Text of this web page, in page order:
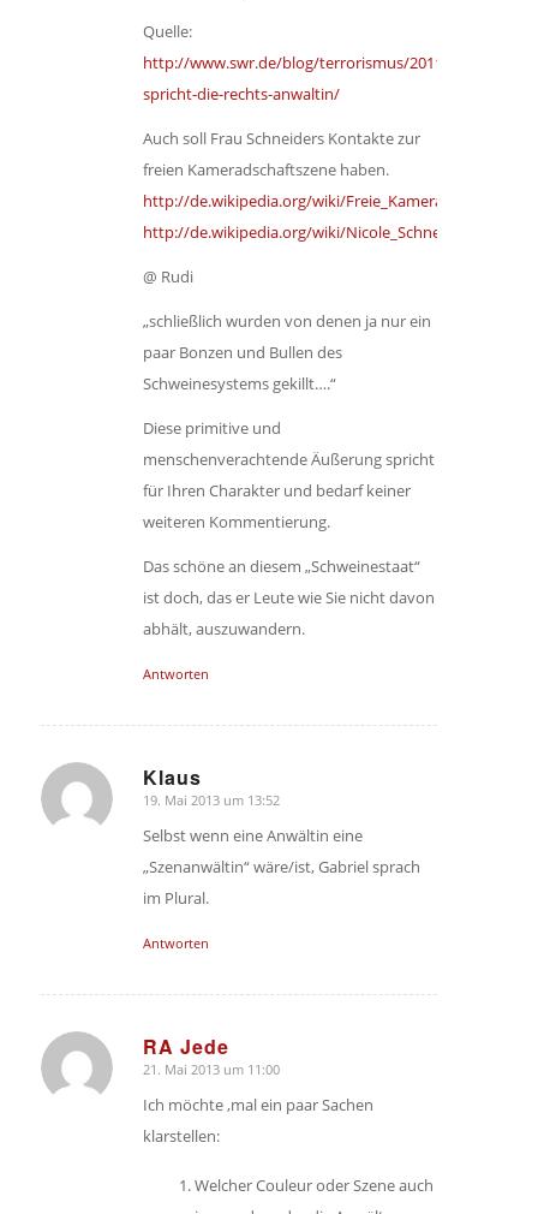
Quelle:
http://www.swr.de/blog/terrorismus/2011/12/15/es-
spricht-die-rechts-anwaltin/
Auch soll Frau Schneiders Kontakte zur
freien Kameradschaftszene haben.
http://de.wikipedia.org/wiki/Freie_Kameradschaften
http://de.wikipedia.org/wiki/Nicole_Schneiders
@ Rudi
„schließlich wurden von denen ja nur ein
paar Bonzen und Bullen des
Schweinesystems gekillt….“
Diese primitive und
menschenverachtende Äußerung spricht
für Ihren Charakter und bedarf keiner
weiteren Kommentierung.
Das schöne an diesem „Schweinestaat“
ist doch, das er Leute wie Sie nicht davon
abhält, auszuwandern.
Antworten
Klaus
sagte:
19. Mai 2013 um 13:52
Selbst wenn eine Anwältin eine
„Szenanwältin“ wäre/ist, Gabriel sprach
im Plural.
Antworten
RA Jede
sagte:
21. Mai 2013 um 11:00
Ich möchte ‚mal ein paar Sachen
klarstellen:
Welcher Couleur oder Szene auch